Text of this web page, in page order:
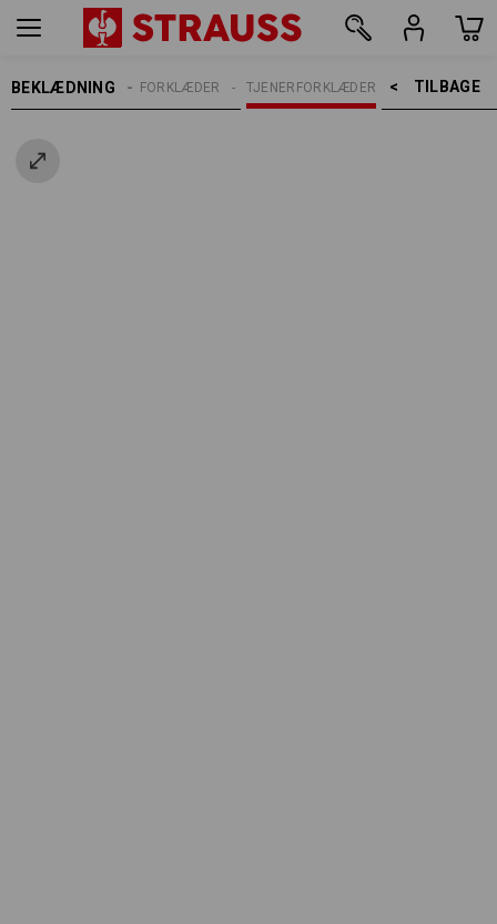
BEKLÆDNING TILBAGE    >
TJENERFORKLÆDER
FORKLÆDER
DAMER